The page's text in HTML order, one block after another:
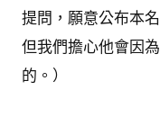
提問，願意公布本
但我們擔心他會因
的。）